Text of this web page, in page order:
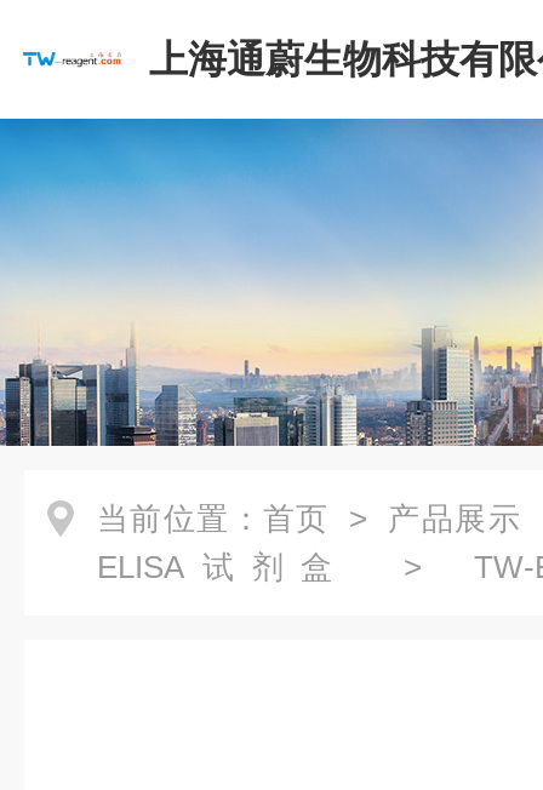
上海通蔚生物科技有
当前位置： 首页 > 产品展示
ELISA试剂盒
> TW-